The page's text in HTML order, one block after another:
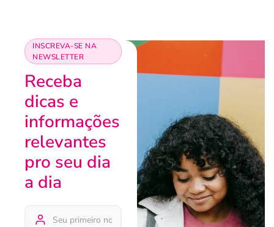
INSCREVA-SE NA
NEWSLETTER
Receba
dicas e
informações
relevantes
pro seu dia
a dia